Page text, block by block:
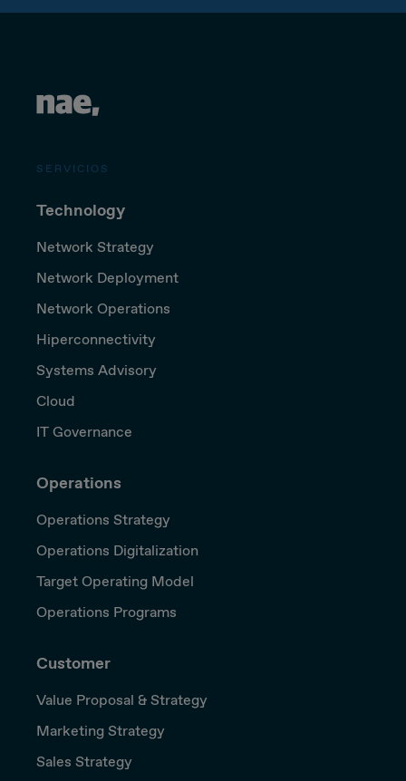
SERVICIOS
Technology
Network Strategy
Network Deployment
Network Operations
Hiperconnectivity
Systems Advisory
Cloud
IT Governance
Operations
Operations Strategy
Operations Digitalization
Target Operating Model
Operations Programs
Customer
Value Proposal & Strategy
Marketing Strategy
Sales Strategy